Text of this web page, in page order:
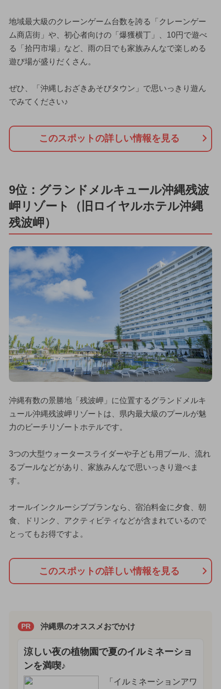
地域最大級のクレーンゲーム台数を誇る「クレーンゲー
ム商店街」や、初心者向けの「爆獲横丁」、10円で遊べ
る「拾円市場」など、雨の日でも家族みんなで楽しめる
遊び場が盛りだくさん。
ぜひ、「沖縄しおざきあそびタウン」で思いっきり遊ん
でみてください♪
このスポットの詳しい情報を見る
9位：グランドメルキュール沖縄残波
岬リゾート（旧ロイヤルホテル沖縄
残波岬）
沖縄有数の景勝地「残波岬」に位置するグランドメルキ
ュール沖縄残波岬リゾートは、県内最大級のプールが魅
力のビーチリゾートホテルです。
3つの大型ウォータースライダーや子ども用プール、流れ
るプールなどがあり、家族みんなで思いっきり遊べま
す。
オールインクルーシブプランなら、宿泊料金に夕食、朝
食、ドリンク、アクティビティなどが含まれているので
とってもお得ですよ。
このスポットの詳しい情報を見る
PR 沖縄県のオススメおでかけ
涼しい夜の植物園で夏のイルミネーショ
ンを満喫♪
「イルミネーションアワ